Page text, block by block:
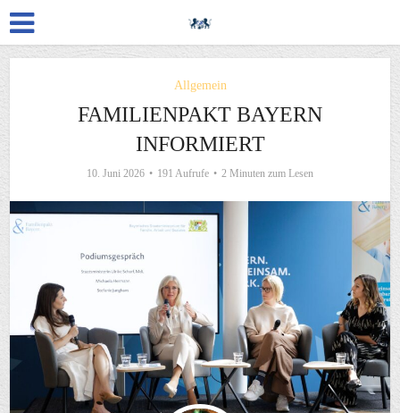
Allgemein
FAMILIENPAKT BAYERN
INFORMIERT
10. Juni 2026 191 Aufrufe 2 Minuten zum Lesen